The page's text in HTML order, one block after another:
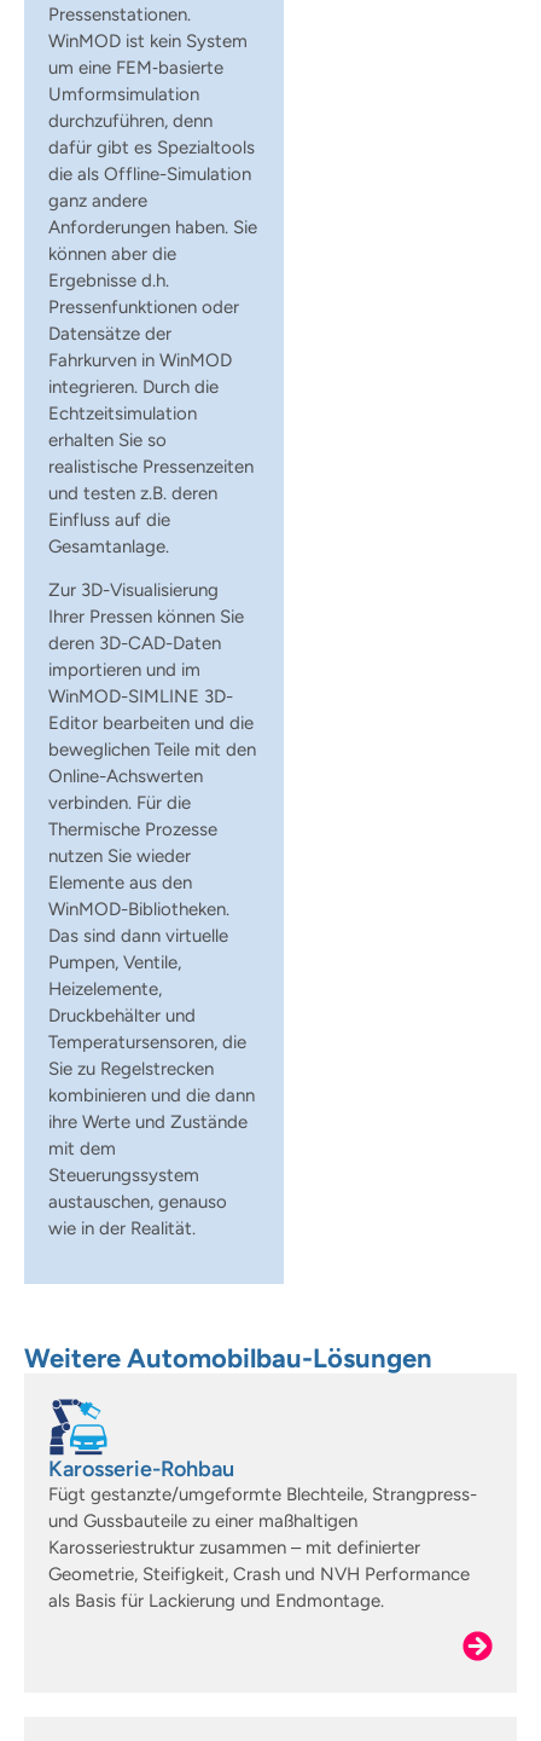
Pressenstationen.
WinMOD ist kein System
um eine FEM‑basierte
Umformsimulation
durchzuführen, denn
dafür gibt es Spezialtools
die als Offline-Simulation
ganz andere
Anforderungen haben. Sie
können aber die
Ergebnisse d.h.
Pressenfunktionen oder
Datensätze der
Fahrkurven in WinMOD
integrieren. Durch die
Echtzeitsimulation
erhalten Sie so
realistische Pressenzeiten
und testen z.B. deren
Einfluss auf die
Gesamtanlage.
Zur 3D-Visualisierung
Ihrer Pressen können Sie
deren 3D-CAD-Daten
importieren und im
WinMOD-SIMLINE 3D-
Editor bearbeiten und die
beweglichen Teile mit den
Online-Achswerten
verbinden. Für die
Thermische Prozesse
nutzen Sie wieder
Elemente aus den
WinMOD-Bibliotheken.
Das sind dann virtuelle
Pumpen, Ventile,
Heizelemente,
Druckbehälter und
Temperatursensoren, die
Sie zu Regelstrecken
kombinieren und die dann
ihre Werte und Zustände
mit dem
Steuerungssystem
austauschen, genauso
wie in der Realität.
Weitere Automobilbau-Lösungen
Karosserie-Rohbau
Fügt gestanzte/umgeformte Blechteile, Strangpress-
und Gussbauteile zu einer maßhaltigen
Karosseriestruktur zusammen – mit definierter
Geometrie, Steifigkeit, Crash und NVH Performance
als Basis für Lackierung und Endmontage.